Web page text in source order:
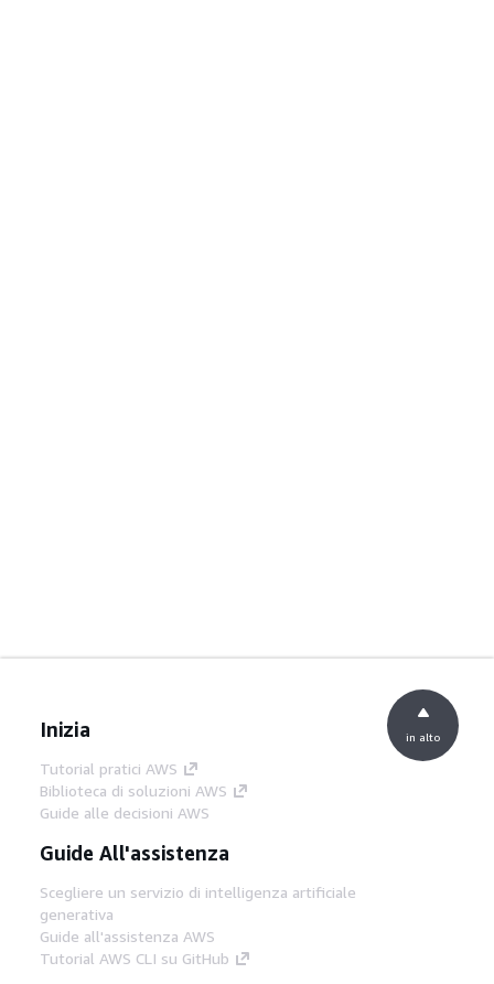
Inizia
Tutorial pratici AWS
Biblioteca di soluzioni AWS
Guide alle decisioni AWS
Guide All'assistenza
Scegliere un servizio di intelligenza artificiale
generativa
Guide all'assistenza AWS
Tutorial AWS CLI su GitHub
in alto